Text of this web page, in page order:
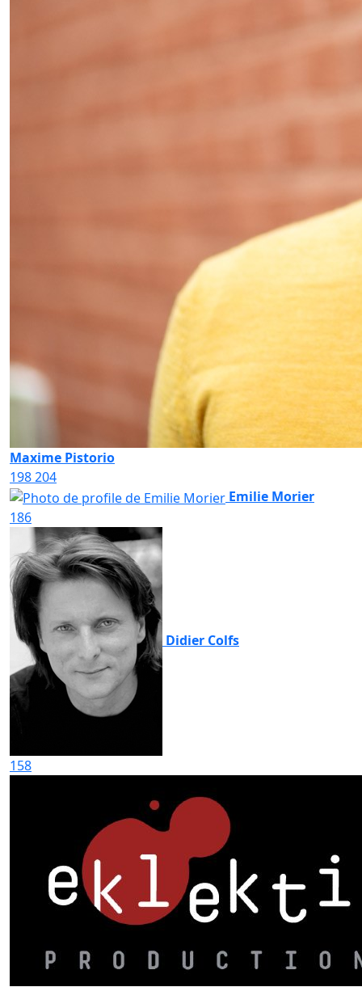
Maxime Pistorio
198204
Emilie Morier
186
Didier Colfs
158